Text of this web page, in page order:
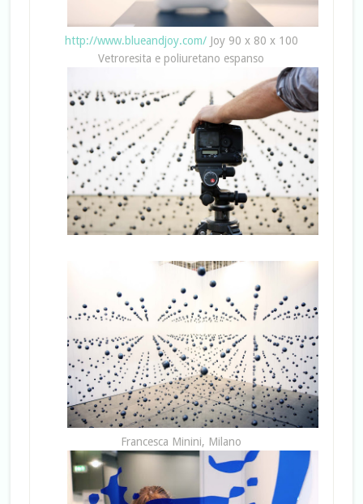
http://www.blueandjoy.com/Joy 90 x 80 x 100
Vetroresita e poliuretano espanso
Francesca Minini, Milano